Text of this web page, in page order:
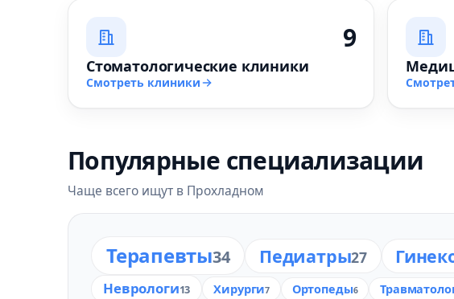
9
Стоматологические клиники
Смотреть клиники
Популярные специализации
Чаще всего ищут в Прохладном
Терапевты34 Педиатры27
Неврологи13 Хирурги7 Ортопеды6